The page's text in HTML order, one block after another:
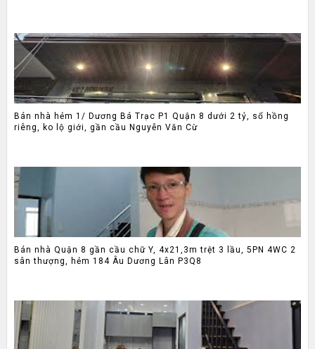
Bán nhà hẻm 1/ Dương Bá Trạc P1 Quận 8 dưới 2 tỷ, sổ hồng
riêng, ko lộ giới, gần cầu Nguyễn Văn Cừ
Bán nhà Quận 8 gần cầu chữ Y, 4x21,3m trệt 3 lầu, 5PN 4WC 2
sân thượng, hẻm 184 Âu Dương Lân P3Q8